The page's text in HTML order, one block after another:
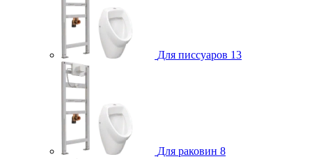
Для писсуаров 13
Для раковин 8